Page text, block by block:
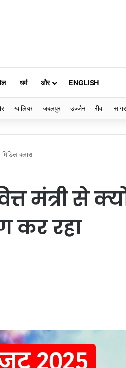
धर्म और ENGLISH
ग्वालियर जबलपुर उज्जैन रीवा सागर
मिडिल क्लास
मंत्री से
कर रहा